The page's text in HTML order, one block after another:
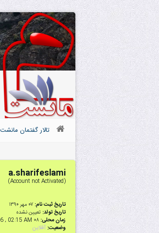
تالار گفتمان مانشت
a.sharifeslami
(Account not Activated)
تاریخ ثبت نام: ۰۷ مهر ۱۳۹۰
تاریخ تولد: تعیین نشده
زمان محلی: ۰۸ August 2026 , 02:15 AM
وضعیت: آفلاین